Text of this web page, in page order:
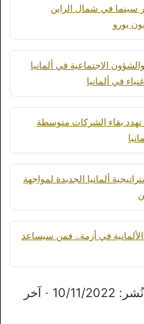
74 دور سينما في شمال الراين
يورو
الاجتماعية في ألمانيا
في ألمانيا
تهدد بقاء الشركات متوسطة
ألمانيا الجديدة لمواجهة
في أزمة.. فمن سيساعد
نُشر: 10/11/2022 · آخر